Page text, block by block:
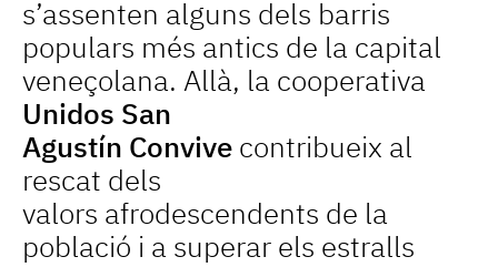
s’assenten alguns dels barris
populars més antics de la capital
veneçolana. Allà, la cooperativa
Unidos San
Agustín Convive contribueix al
rescat dels
valors afrodescendents de la
població i a superar els estralls